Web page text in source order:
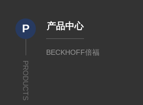
P
PRODUCTS
产品中心
BECKHOFF倍福